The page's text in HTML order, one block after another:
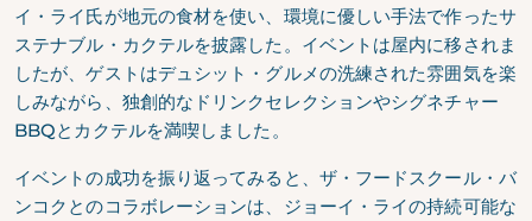
イ・ライ氏が地元の食材を使い、環境に優しい手法で作ったサ
ステナブル・カクテルを披露した。イベントは屋内に移されま
したが、ゲストはデュシット・グルメの洗練された雰囲気を楽
しみながら、独創的なドリンクセレクションやシグネチャー
BBQとカクテルを満喫しました。
イベントの成功を振り返ってみると、ザ・フードスクール・バ
ンコクとのコラボレーションは、ジョーイ・ライの持続可能な